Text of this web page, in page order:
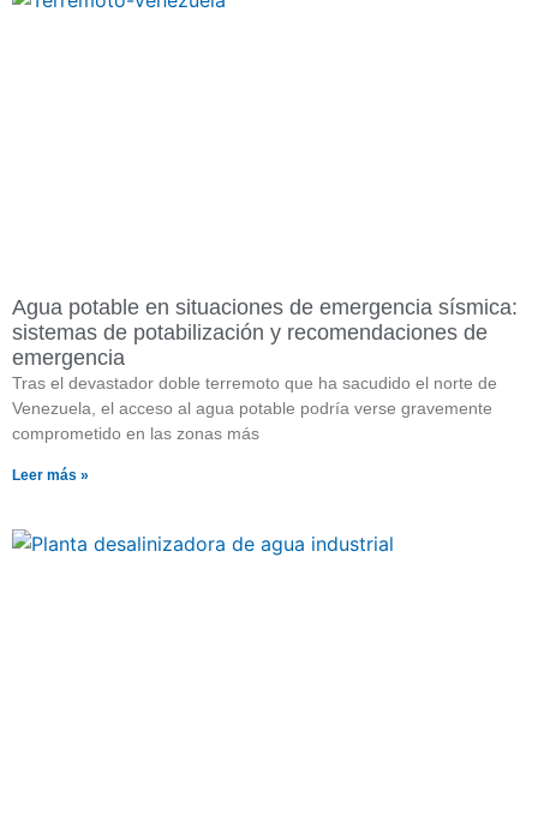
Agua potable en situaciones de emergencia sísmica:
sistemas de potabilización y recomendaciones de
emergencia
Tras el devastador doble terremoto que ha sacudido el norte de
Venezuela, el acceso al agua potable podría verse gravemente
comprometido en las zonas más
Leer más »